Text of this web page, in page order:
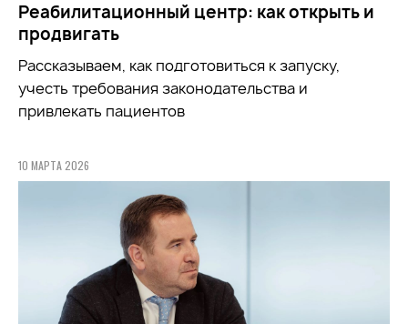
Реабилитационный центр: как открыть и
продвигать
Рассказываем, как подготовиться к запуску,
учесть требования законодательства и
привлекать пациентов
10 МАРТА 2026